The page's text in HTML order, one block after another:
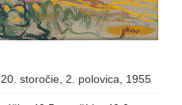
20. storočie, 2. polovica, 1955